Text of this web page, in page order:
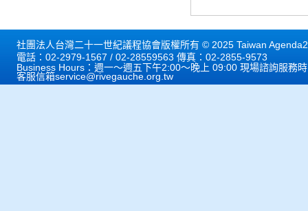
社團法人台灣二十一世紀議程協會版權所有 © 2025 Taiwan
電話：02-2979-1567 / 02-28559563 傳真：02-2855-9573
Business Hours：週一～週五下午2:00～晚上 09:00 現場諮詢服務
客服信箱service@rivegauche.org.tw